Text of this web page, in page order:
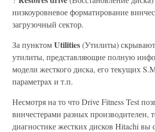
низкоуровневое форматирование
загрузочный сектор.
За пунктомUtilities(Утилиты)
утилиты, представляющие полную
модели жесткого диска, его текущих
параметpax и т.п.
Несмотря на то что Drive Fitness Test
винчестерами разных производителен,
диагностике жестких дисков Hitachi вы